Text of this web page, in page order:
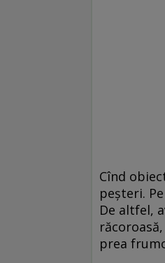
Cînd
peșteri.
De altfel,
prea